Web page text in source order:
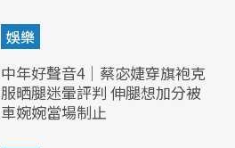
娛樂
中年好聲音4｜蔡宓婕穿旗袍克
服晒腿迷暈評判 伸腿想加分被
車婉婉當場制止